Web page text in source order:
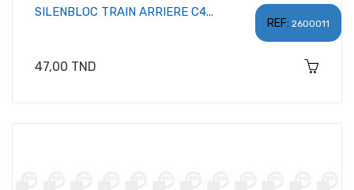
REF: 2600011
SILENBLOC TRAIN ARRIERE C4...
Prix
47,00 TND